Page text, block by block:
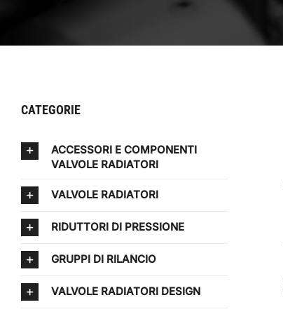
CATEGORIE
ACCESSORI E COMPONENTI
VALVOLE RADIATORI
VALVOLE RADIATORI
RIDUTTORI DI PRESSIONE
GRUPPI DI RILANCIO
VALVOLE RADIATORI DESIGN